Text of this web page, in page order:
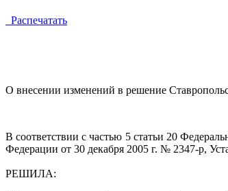
Распечатать
О внесении изменений в решение
В соответствии с частью 5 статьи 20
Федерации от 30 декабря 2005 г. № 2347-р,
РЕШИЛА: